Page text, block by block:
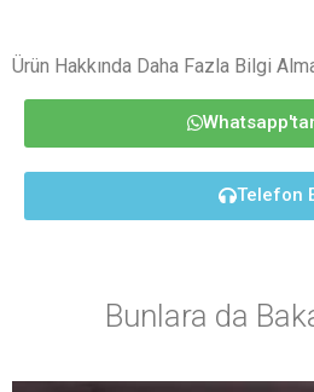
Ürün Hakkında Daha Fazla Bilgi
Telefon
Bunlara da